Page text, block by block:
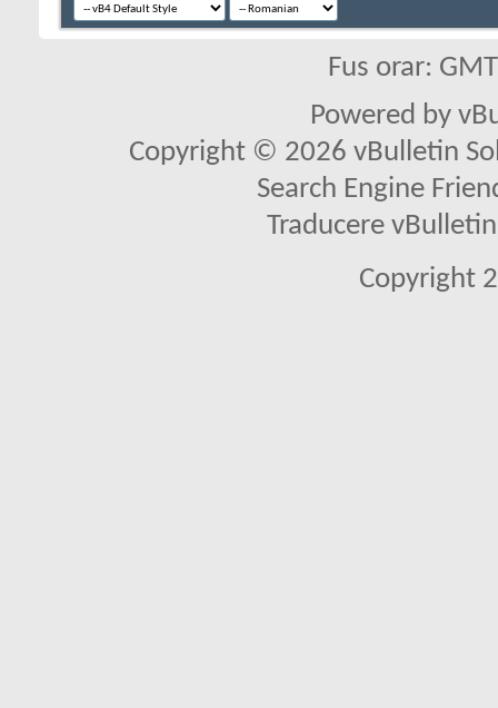
Fus orar:
Powered by
Copyright © 2026 vBulletin
Search Engine
Traducere
Copyright